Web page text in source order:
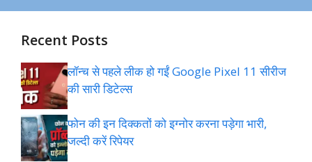
Recent Posts
लॉन्च से पहले लीक हो गईं Google Pixel 11 सीरीज
की सारी डिटेल्स
फोन की इन दिक्कतों को इग्नोर करना पड़ेगा भारी,
जल्दी करें रिपेयर